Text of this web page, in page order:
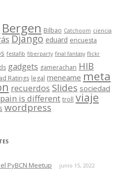
Bergen Bilbao Catchoom ciencia
Django eduard encuesta
festafib fiberparty final fantasy flickr
gadgets gamerachan HIB
Ratings legal meneame meta
recuerdos Slides sociedad
is different troll viaje
wordpress
PyBCN Meetup junio 15, 2022